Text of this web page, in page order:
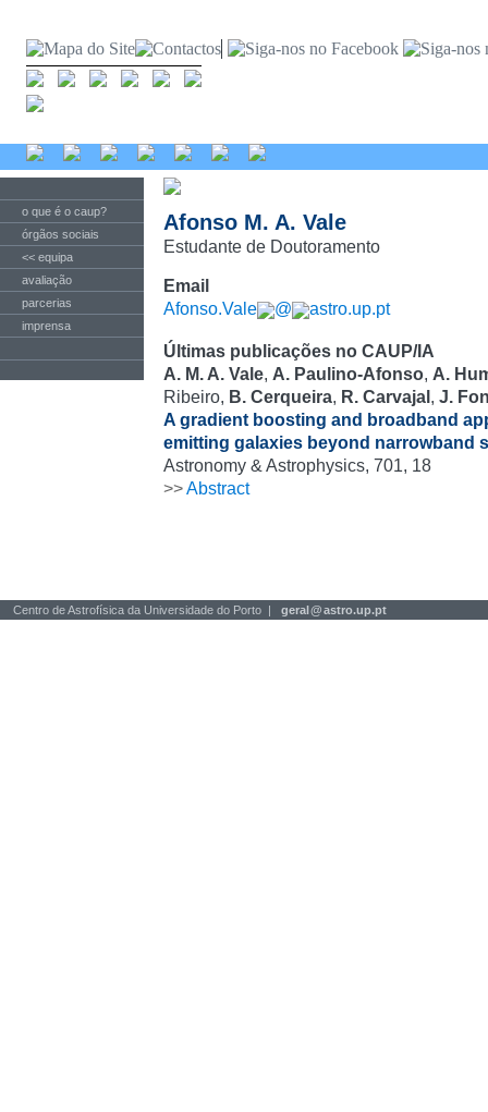
o que é o caup?
órgãos sociais
<< equipa
avaliação
parcerias
imprensa
Afonso M. A. Vale
Estudante de Doutoramento
Email
Afonso.Vale
@ astro.up.pt
Últimas publicações no CAUP/IA
A. M. A. Vale, A. Paulino-Afonso, A.
Ribeiro, B. Cerqueira, R. Carvajal , J.
A gradient boosting and broadband
emitting galaxies beyond narrowband
Astronomy & Astrophysics, 701, 18
>>Abstract
Centro de Astrofísica da Universidade do Porto | geral@astro.up.pt